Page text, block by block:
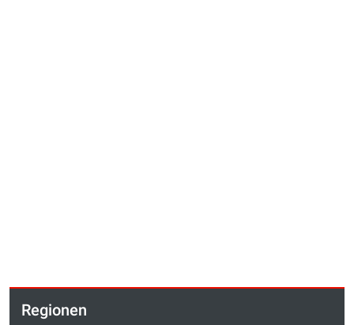
Regionen